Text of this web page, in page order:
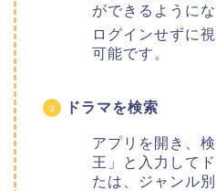
ができるようにな
ログインせずに
可能です。
ドラマを検索
アプリを開き、
王」と入力して
たは、ジャンル